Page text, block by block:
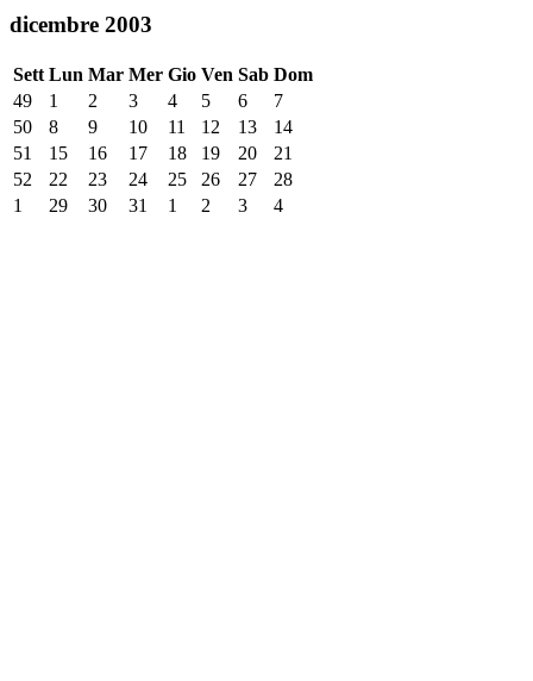
dicembre 2003
Sett Lun Mar Mer Gio Ven Sab Dom
49
1 2 3 4 5 6
7
50
8 9 10 11 12 13
14
51
15 16 17 18 19 20
21
52
22 23 24 25 26 27
28
1
29 30 31 1 2 3 4